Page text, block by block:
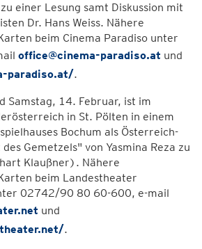
einer Lesung samt Diskussion mit
Dr. Hans Weiss. Nähere
beim Cinema Paradiso unter
office@cinema-paradiso.at und
paradiso.at/.
Samstag, 14. Februar, ist im
in St. Pölten in einem
Bochum als Österreich-
Gemetzels" von Yasmina Reza zu
Klaußner). Nähere
beim Landestheater
02742/90 80 60-600, e-mail
und
.